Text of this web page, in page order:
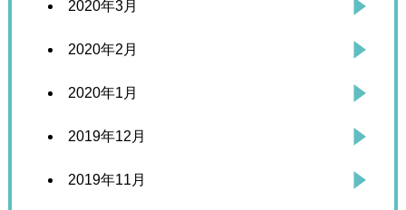
2020年3月
2020年2月
2020年1月
2019年12月
2019年11月